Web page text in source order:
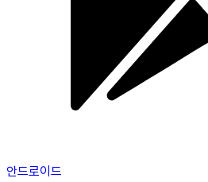
안드로이드